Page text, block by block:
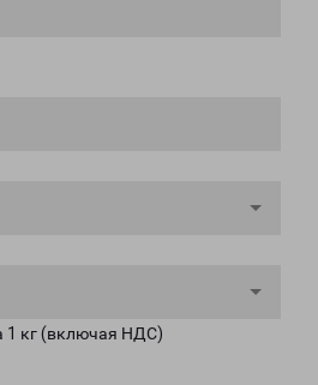
1 кг (включая НДС)